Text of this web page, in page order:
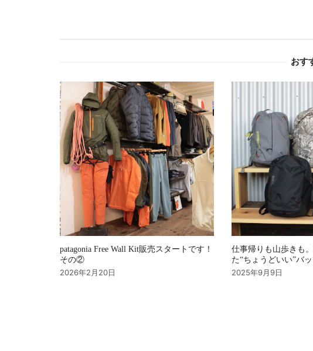
シ
ョ
ン
おす
patagonia Free Wall Kit販売スタートです！
その②
2026年2月20日
仕事帰りも山歩きも
た“ちょうどいい”バ
2025年9月9日